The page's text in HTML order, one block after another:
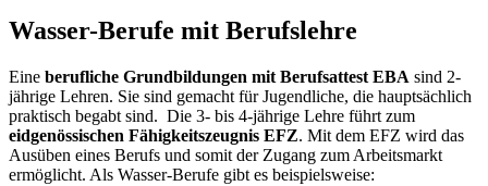
Wasser-Berufe mit Berufslehre
Eine berufliche Grundbildungen mit Berufsattest EBA sind 2-
jährige Lehren. Sie sind gemacht für Jugendliche, die hauptsächlich
praktisch begabt sind. Die 3- bis 4-jährige Lehre führt zum
eidgenössischen Fähigkeitszeugnis EFZ. Mit dem EFZ wird das
Ausüben eines Berufs und somit der Zugang zum Arbeitsmarkt
ermöglicht. Als Wasser-Berufe gibt es beispielsweise: